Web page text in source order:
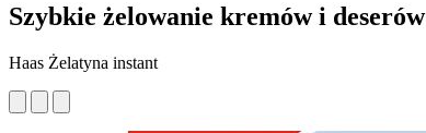
Szybkie żelowanie kremów i deserów
Haas Żelatyna instant